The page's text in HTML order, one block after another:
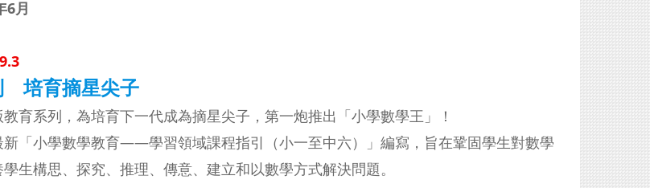
6月
培育摘星尖子
育系列，為培育下一代成為摘星尖子，第一炮推出「小學數學王」！
新「小學數學教育——學習領域課程指引（小一至中六）」編寫，旨在鞏固學生對數學
生構思、探究、推理、 傳意、建立和以數學方式解決問題。